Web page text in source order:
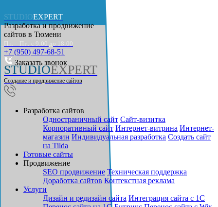
STUDIOEXPERT
Разработка и продвижение
сайтов в Тюмени
Пн. – Пт.: с 9:00 до 18:00
+7 (950) 497-68-51
Заказать звонок
STUDIOEXPERT
Создание и продвижение сайтов
Разработка сайтов
Одностраничный сайт Cайт-визитка
Корпоративный сайт Интернет-витрина Интернет-
магазин Индивидуальная разработка Создать сайт
на Tilda
Готовые сайты
Продвижение
SEO продвижение Техническая поддержка
Доработка сайтов Контекстная реклама
Услуги
Дизайн и редизайн сайта Интеграция сайта с 1С